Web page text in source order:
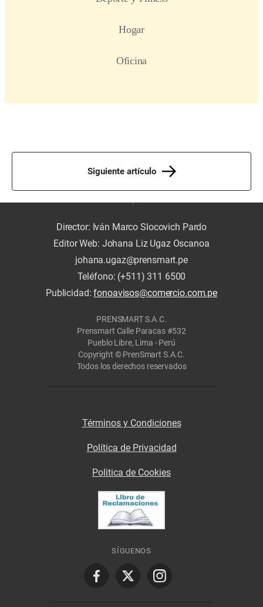
Siguiente artículo
Director: Iván Marco Slocovich Pardo
Editor Web: Johana Liz Ugaz Oscanoa
johana.ugaz@prensmart.pe
Teléfono: (+511) 311 6500
Publicidad:fonoavisos@comercio.com.pe
PRENSMART S.A.C.
Prensmart Calle Paracas #532
Pueblo Libre, Lima - Perú
Copyright © PrenSmart S.A.C.
Todos los derechos reservados
Términos y Condiciones
Política de Privacidad
Politica de Cookies
SÍGUENOS